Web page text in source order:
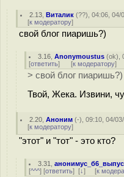
2.13 ,Виталик (??), 04:06, 04/
[к модератору]
свой блог пиаришь?)
3.16 ,Anonymoustus (ok),
[ответить] [к модератору]
> свой блог пиаришь?)
Твой, Жека. Извини,
2.20 ,Аноним (-), 09:10, 04/
[к модератору]
"этот" и "тот" - это кто?
3.31 ,
[^^^] [ответить] [↓] [к